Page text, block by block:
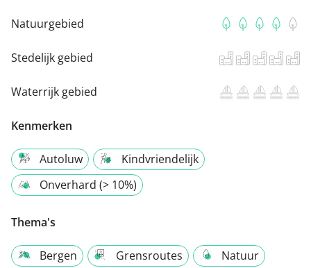
Natuurgebied
Stedelijk gebied
Waterrijk gebied
Kenmerken
Autoluw
Kindvriendelijk
Onverhard (> 10%)
Thema's
Bergen Grensroutes Natuur